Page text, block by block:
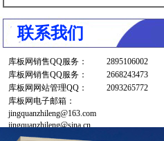
联系我们
库板网销售QQ服务：
2895106002
库板网销售QQ服务：
2668243473
库板网网站管理QQ：
2093265772
库板网电子邮箱：
jingquanzhileng@163.com
jingquanzhileng@sina.cn